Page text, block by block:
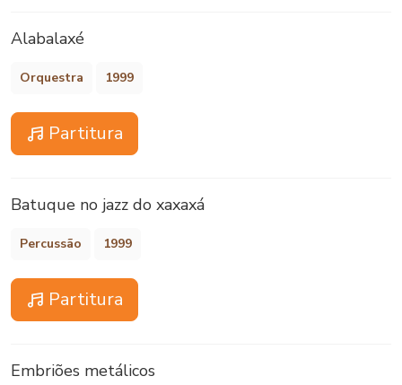
Alabalaxé
Orquestra 1999
Partitura
Batuque no jazz do xaxaxá
Percussão 1999
Partitura
Embriões metálicos